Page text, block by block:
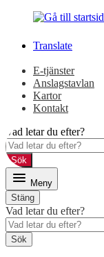
innehåll
huvudmeny
Translate
E-tjänster
Anslagstavlan
Kartor
Kontakt
Vad letar du efter?
Sök
Meny
Stäng
Vad letar du efter?
Sök